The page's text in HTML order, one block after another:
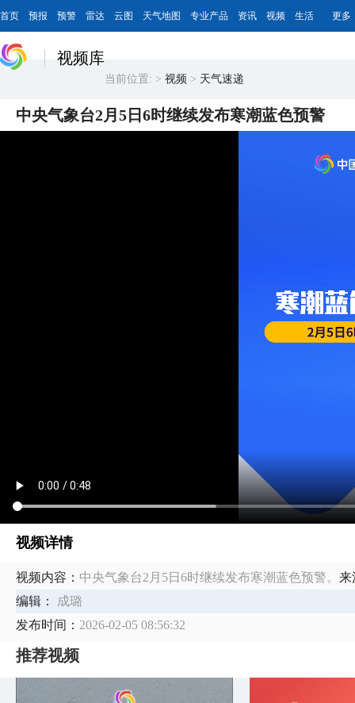
首页 预报 预警 雷达 云图 天气地图 专业产品 资讯 视频 生活 更多
视频库
当前位置: > 视频 > 天气速递
中央气象台2月5日6时继续发布寒潮蓝色预警
视频详情
视频内容： 中央气象台2月5日6时继续发布寒潮蓝色预警。 来
编辑：
成璐
发布时间： 2026-02-05 08:56:32
推荐视频